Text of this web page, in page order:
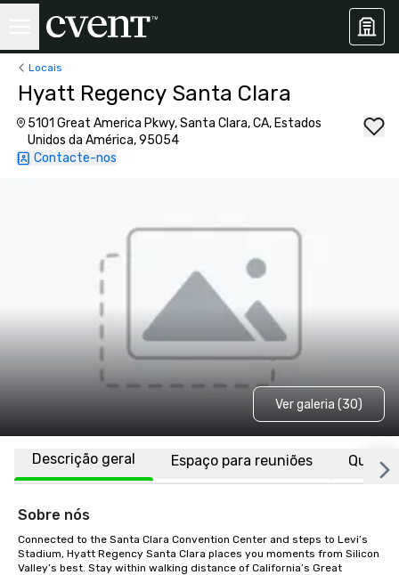
Locais
Hyatt Regency Santa Clara
5101 Great America Pkwy, Santa Clara, CA, Estados
Unidos da América, 95054
Contacte-nos
Ver galeria (30)
Descrição geral Espaço para reuniões
Sobre nós
Connected to the Santa Clara Convention Center and steps to Levi’s
Stadium, Hyatt Regency Santa Clara places you moments from Silicon
Valley’s best. Stay within walking distance of California’s Great